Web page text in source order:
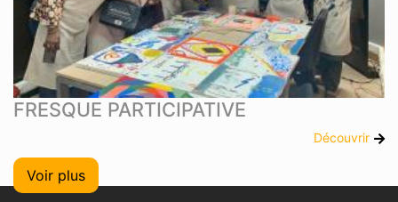
FRESQUE PARTICIPATIVE
Découvrir
Voir plus